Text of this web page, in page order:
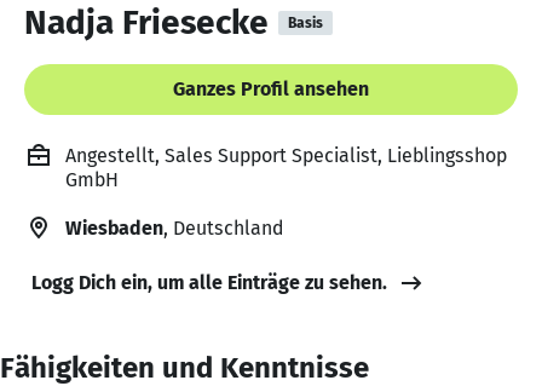
Nadja Friesecke Basis
Ganzes Profil ansehen
Angestellt, Sales Support Specialist, Lieblingsshop
GmbH
Wiesbaden, Deutschland
Logg Dich ein, um alle Einträge zu sehen.
Fähigkeiten und Kenntnisse